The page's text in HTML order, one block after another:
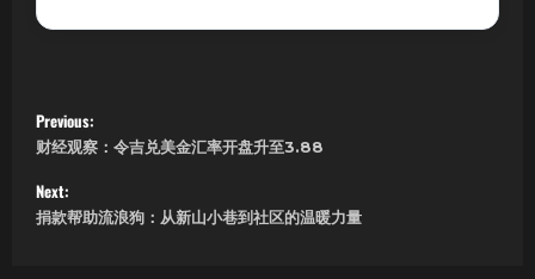
P
o
s
Previous:
财经观察：令吉兑美金汇率开盘升至3.88
Next:
捐款帮助流浪狗：从新山小巷到社区的温暖力量